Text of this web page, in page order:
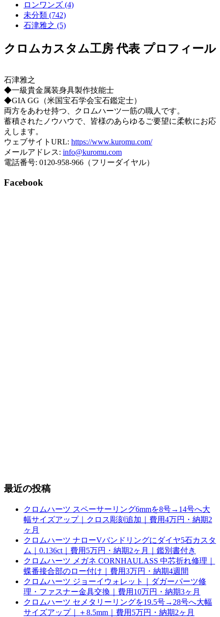
ロンワンズ (4)
未分類 (742)
石津雅之 (5)
クロムカスタム工房 代表 プロフィール
石津雅之
◆一級貴金属装身具製作技能士
◆GIA GG（米国宝石学会宝石鑑定士）
両方をあわせ持つ、クロムハーツ一筋の職人です。
蓄積されたノウハウで、皆様のあらゆるご要望に柔軟にお応
えします。
ウェブサイトURL: https://www.kuromu.com/
メールアドレス: info@kuromu.com
電話番号: 0120-958-966（フリーダイヤル）
Facebook
最近の投稿
クロムハーツ スペーサーリング6mmを8号→14号へ大
幅サイズアップ｜クロス彫刻追加｜費用4万円・納期2
ヶ月
クロムハーツ ナローVバンドリングにダイヤ5石カスタ
ム｜0.136ct｜費用5万円・納期2ヶ月｜鑑別書付き
クロムハーツ メガネ CORNHAULASS 中芯折れ修理｜
蝶番接合部のロー付け｜費用3万円・納期4週間
クロムハーツ ジョーイウォレット｜ダガーパーツ修
理・ファスナー金具交換｜費用10万円・納期3ヶ月
クロムハーツ セメタリーリングを19.5号→28号へ大幅
サイズアップ｜＋8.5mm｜費用5万円・納期2ヶ月